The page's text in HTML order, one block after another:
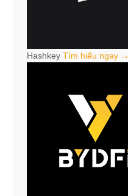
Hashkey Tìm hiểu ngay →